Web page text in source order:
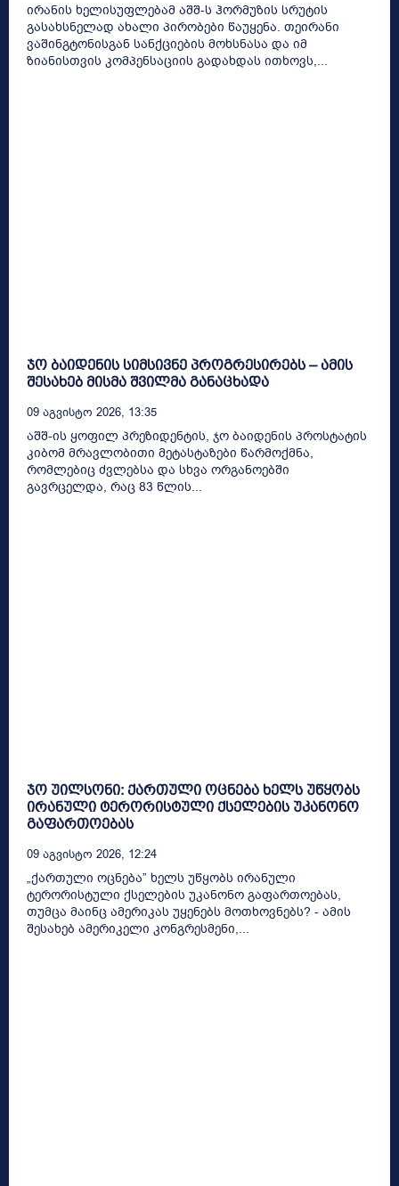
ირანის ხელისუფლებამ აშშ-ს ჰორმუზის სრუტის
გასახსნელად ახალი პირობები წაუყენა. თეირანი
ვაშინგტონისგან სანქციების მოხსნასა და იმ
ზიანისთვის კომპენსაციის გადახდას ითხოვს,...
ჯო ბაიდენის სიმსივნე პროგრესირებს – ამის
შესახებ მისმა შვილმა განაცხადა
09 Აგვისტო 2026, 13:35
აშშ-ის ყოფილ პრეზიდენტის, ჯო ბაიდენის პროსტატის
კიბომ მრავლობითი მეტასტაზები წარმოქმნა,
რომლებიც ძვლებსა და სხვა ორგანოებში
გავრცელდა, რაც 83 წლის...
ჯო უილსონი: ქართული ოცნება ხელს უწყობს
ირანული ტერორისტული ქსელების უკანონო
გაფართოებას
09 Აგვისტო 2026, 12:24
„ქართული ოცნება” ხელს უწყობს ირანული
ტერორისტული ქსელების უკანონო გაფართოებას,
თუმცა მაინც ამერიკას უყენებს მოთხოვნებს? - ამის
შესახებ ამერიკელი კონგრესმენი,...